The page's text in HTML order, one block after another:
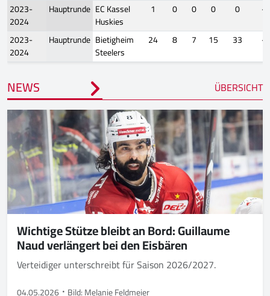
2023-
2024
Hauptrunde EC Kassel
Huskies
1 0 0 0 0
-1
2023-
2024
Hauptrunde Bietigheim
Steelers
24 8 7 15 33 -3
NEWS ÜBERSICHT
Wichtige Stütze bleibt an Bord: Guillaume
Naud verlängert bei den Eisbären
Verteidiger unterschreibt für Saison 2026/2027.
04.05.2026 Bild: Melanie Feldmeier